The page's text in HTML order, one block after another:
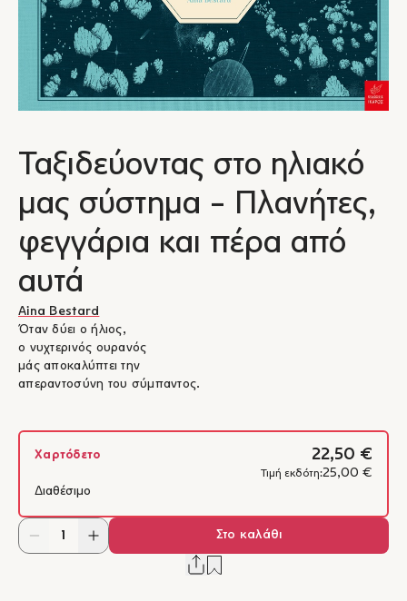
Ταξιδεύοντας στο ηλιακό
μας σύστημα - Πλανήτες,
φεγγάρια και πέρα από
αυτά
Aina Bestard
Όταν δύει ο ήλιος,
ο νυχτερινός ουρανός
μάς αποκαλύπτει την
απεραντοσύνη του σύμπαντος.
Χαρτόδετο 22,50 €
Τιμή εκδότη:25,00 €
Διαθέσιμο
Στο καλάθι